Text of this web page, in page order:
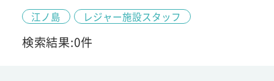
江ノ島 レジャー施設スタッフ
検索結果:0件